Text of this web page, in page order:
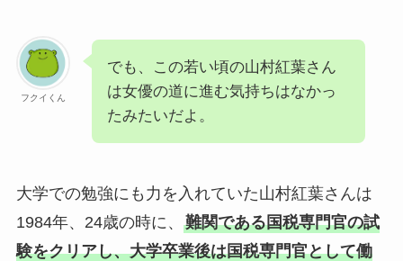
フクイくん
でも、この若い頃の山村紅葉さん
は女優の道に進む気持ちはなかっ
たみたいだよ。
大学での勉強にも力を入れていた山村紅葉さんは
1984年、24歳の時に、 難関である国税専門官の試
験をクリアし、大学卒業後は国税専門官として働